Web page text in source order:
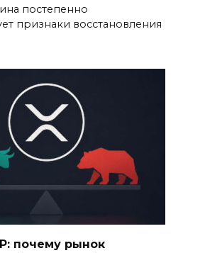
постепенно
признаки восстановления
почему рынок